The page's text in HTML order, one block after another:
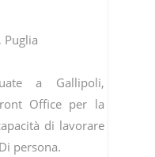
a Gallipoli,
Office per la
di lavorare
persona.